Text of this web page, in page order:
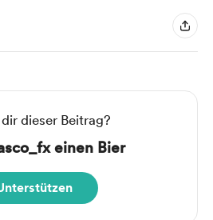
dieser Beitrag?
einen Bier